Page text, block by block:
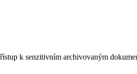
k senzitivním archivovaným